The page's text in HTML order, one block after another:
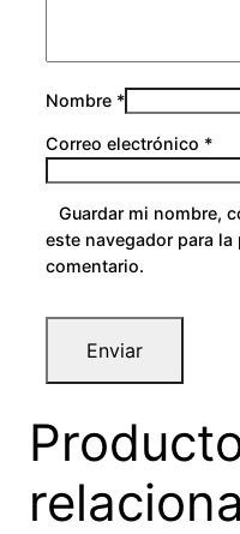
Nombre *
Correo electrónico *
Guardar mi nombre,
este navegador para
comentario.